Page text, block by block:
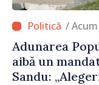
/
Adunarea
aibă un
Sandu: